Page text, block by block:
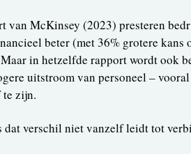
van McKinsey (2023) presteren
beter (met 36% grotere kans
in hetzelfde rapport wordt ook
uitstroom van personeel –
zijn.
verschil niet vanzelf leidt tot